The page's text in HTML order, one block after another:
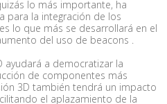
lo más importante, ha
para la integración de los
lo que más se desarrollará en el
del uso de beacons .
ayudará a democratizar la
de componentes más
3D también tendrá un impacto
el aplazamiento de la